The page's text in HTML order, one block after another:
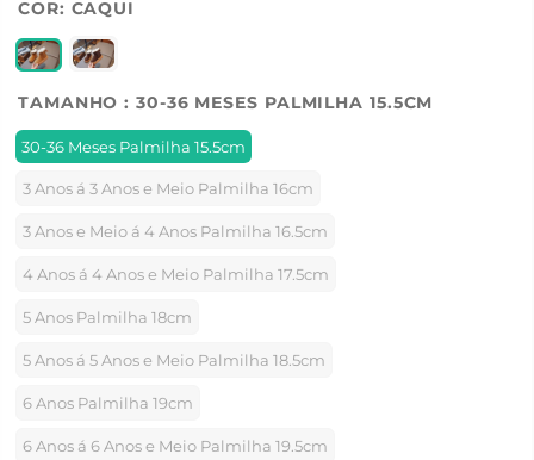
COR: CAQUI
TAMANHO :30-36 MESES PALMILHA 15.5CM
30-36 Meses Palmilha 15.5cm
3 Anos á 3 Anos e Meio Palmilha 16cm
3 Anos e Meio á 4 Anos Palmilha 16.5cm
4 Anos á 4 Anos e Meio Palmilha 17.5cm
5 Anos Palmilha 18cm
5 Anos á 5 Anos e Meio Palmilha 18.5cm
6 Anos Palmilha 19cm
6 Anos á 6 Anos e Meio Palmilha 19.5cm